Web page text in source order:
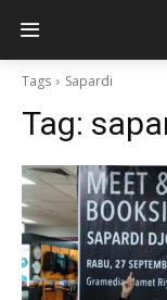
Tags Sapardi
Tag: